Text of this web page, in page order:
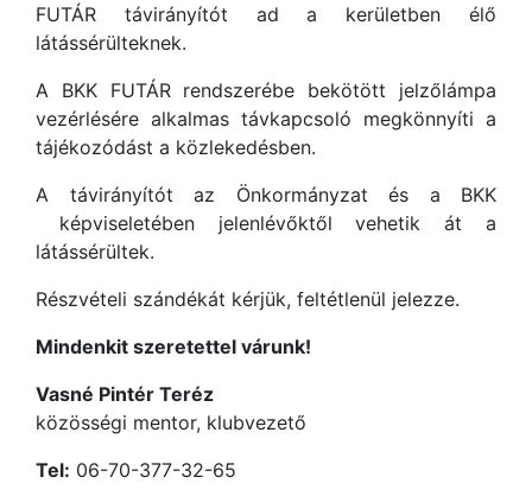
FUTÁR távirányítót ad a kerületben élő
látássérülteknek.
A BKK FUTÁR rendszerébe bekötött jelzőlámpa
vezérlésére alkalmas távkapcsoló megkönnyíti a
tájékozódást a közlekedésben.
A távirányítót az Önkormányzat és a BKK
képviseletében jelenlévőktől vehetik át a
látássérültek.
Részvételi szándékát kérjük, feltétlenül jelezze.
Mindenkit szeretettel várunk!
Vasné Pintér Teréz
közösségi mentor, klubvezető
Tel: 06-70-377-32-65